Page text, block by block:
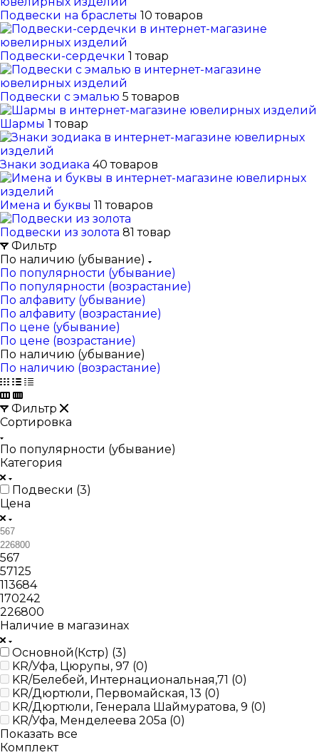
Подвески на браслеты 10 товаров
Подвески-сердечки 1 товар
Подвески с эмалью 5 товаров
Шармы 1 товар
Знаки зодиака 40 товаров
Имена и буквы 11 товаров
Подвески из золота 81 товар
Фильтр
По наличию (убывание)
По популярности (убывание)
По популярности (возрастание)
По алфавиту (убывание)
По алфавиту (возрастание)
По цене (убывание)
По цене (возрастание)
По наличию (убывание)
По наличию (возрастание)
Фильтр
Сортировка
По популярности (убывание)
Категория
Подвески (3)
Цена
567
57125
113684
170242
226800
Наличие в магазинах
Основной(Кстр) (3)
KR/Уфа, Цюрупы, 97 (0)
KR/Белебей, Интернациональная,71 (0)
KR/Дюртюли, Первомайская, 13 (0)
KR/Дюртюли, Генерала Шаймуратова, 9 (0)
KR/Уфа, Менделеева 205а (0)
Показать все
Комплект